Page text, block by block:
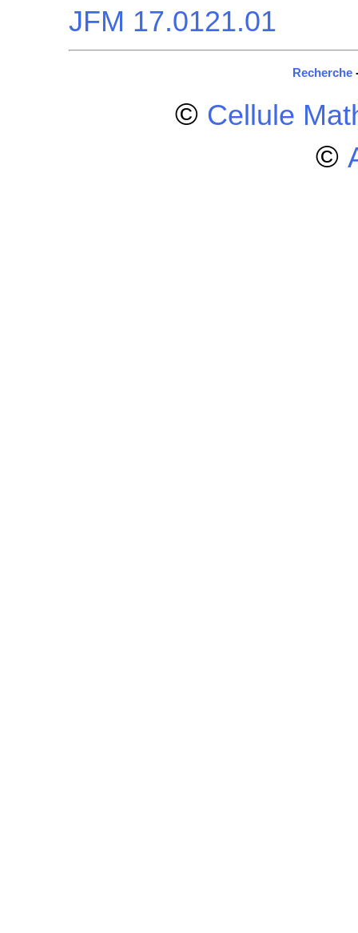
JFM 17.0121.01
Recherche
© Cellule
©